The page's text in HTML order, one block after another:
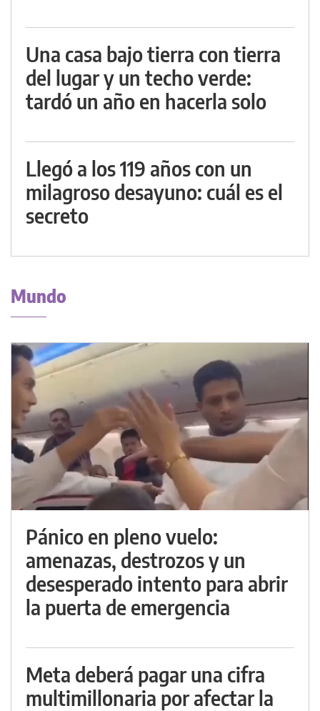
Una casa bajo tierra con tierra
del lugar y un techo verde:
tardó un año en hacerla solo
Llegó a los 119 años con un
milagroso desayuno: cuál es el
secreto
Mundo
Pánico en pleno vuelo:
amenazas, destrozos y un
desesperado intento para abrir
la puerta de emergencia
Meta deberá pagar una cifra
multimillonaria por afectar la